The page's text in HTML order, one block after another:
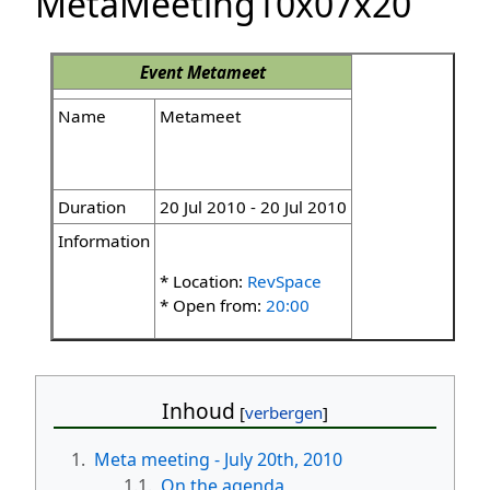
EventMetameet
Name
Metameet
Duration
20 Jul 2010 - 20 Jul 2010
Information
* Location: RevSpace
* Open from: 20:00
Inhoud
1. Meta meeting - July 20th, 2010